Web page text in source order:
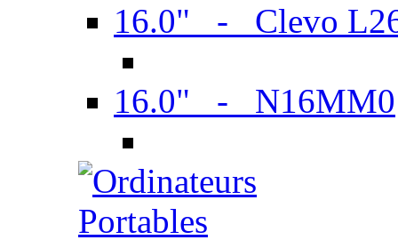
16.0" - Clevo
16.0" - N16MM0